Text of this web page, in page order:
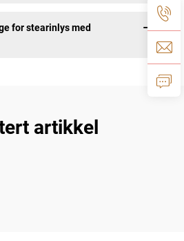
for stearinlys med
artikkel